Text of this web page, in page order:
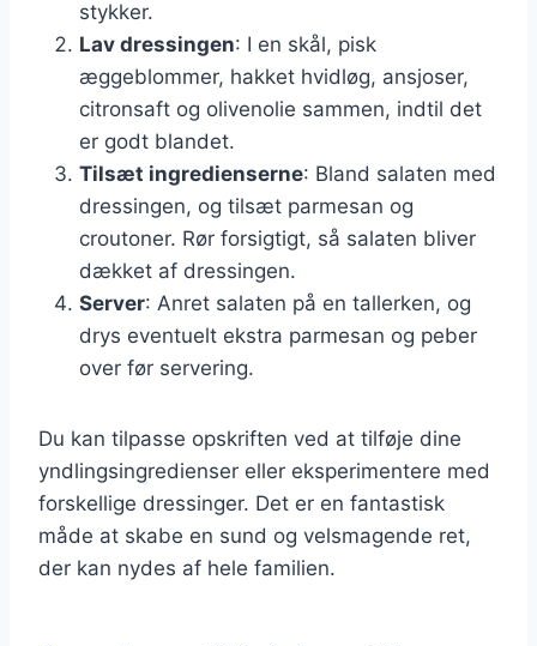
stykker.
Lav dressingen: I en skål, pisk
æggeblommer, hakket hvidløg, ansjoser,
citronsaft og olivenolie sammen, indtil det
er godt blandet.
Tilsæt ingredienserne: Bland salaten med
dressingen, og tilsæt parmesan og
croutoner. Rør forsigtigt, så salaten bliver
dækket af dressingen.
Server: Anret salaten på en tallerken, og
drys eventuelt ekstra parmesan og peber
over før servering.
Du kan tilpasse opskriften ved at tilføje dine
yndlingsingredienser eller eksperimentere med
forskellige dressinger. Det er en fantastisk
måde at skabe en sund og velsmagende ret,
der kan nydes af hele familien.